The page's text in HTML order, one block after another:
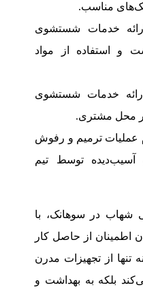
مناسب.
خدمات شستشوی
و استفاده از مواد
خدمات شستشوی
محل مشتری.
عملیات ترمیم و رفوش
توسط تیم
شهاب در سوهانک، با
اطمینان از حاصل کار
تنها از تجهیزات مدرن
بلکه به بهداشت و